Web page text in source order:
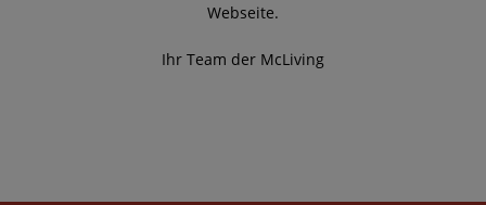
Webseite.
Ihr Team der McLiving